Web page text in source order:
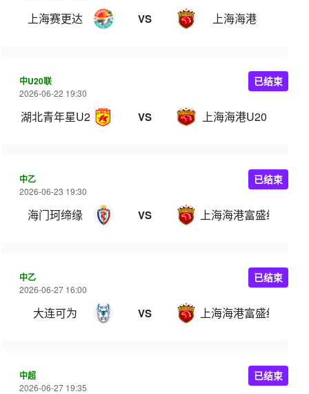
上海赛更达 VS 上海海港
中U20联
2026-06-22 19:30
湖北青年星U20 VS 上海海港U20
已结束
中乙
2026-06-23 19:30
海门珂缔缘 VS 上海海港富盛经开
已结束
中乙
2026-06-27 16:00
大连可为 VS 上海海港富盛经开
已结束
中超
2026-06-27 19:35
已结束